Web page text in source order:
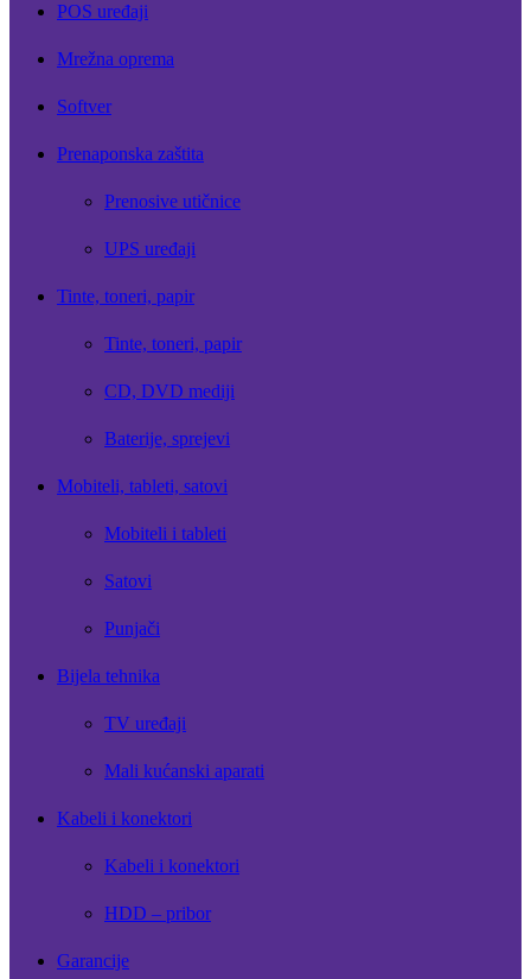
POS uređaji
Mrežna oprema
Softver
Prenaponska zaštita
Prenosive utičnice
UPS uređaji
Tinte, toneri, papir
Tinte, toneri, papir
CD, DVD mediji
Baterije, sprejevi
Mobiteli, tableti, satovi
Mobiteli i tableti
Satovi
Punjači
Bijela tehnika
TV uređaji
Mali kućanski aparati
Kabeli i konektori
Kabeli i konektori
HDD – pribor
Garancije